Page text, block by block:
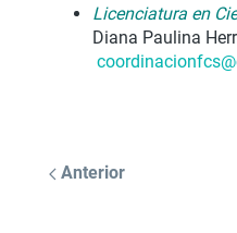
Licenciatura en
Diana Paulina
Anterior